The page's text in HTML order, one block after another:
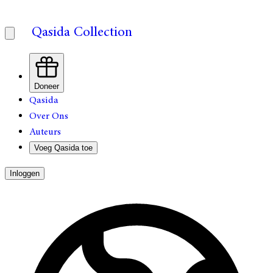
Qasida Collection
Doneer
Qasida
Over Ons
Auteurs
Voeg Qasida toe
Inloggen